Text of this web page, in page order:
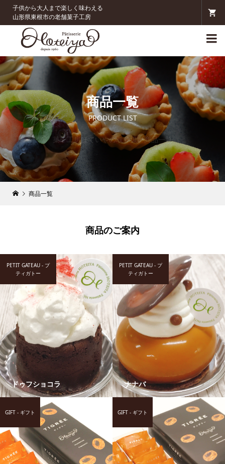
子供から大人まで楽しく味わえる
山形県東根市の老舗菓子工房

商品一覧
PRODUCT LIST
菓子工房ほていやの取り扱い商品一覧
商品一覧
商品のご案内
ドゥフショコラ
PETIT GATEAU - プ
ティガトー
ナナバ
PETIT GATEAU - プ
ティガトー
GIFT - ギフト GIFT - ギフト